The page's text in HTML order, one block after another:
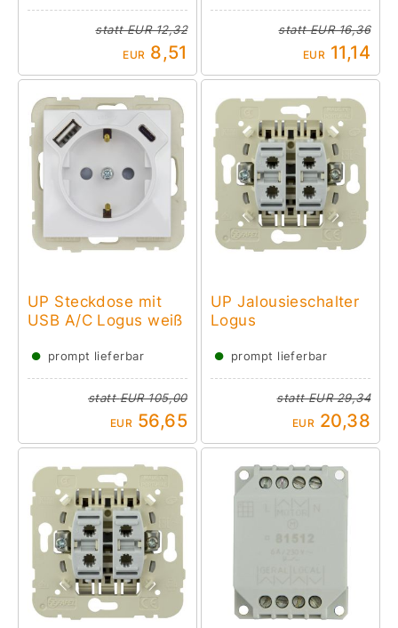
stattEUR 12,32
EUR 8,51
stattEUR 16,36
EUR 11,14
UP Steckdose mit
USB A/C Logus weiß
● prompt lieferbar
stattEUR 105,00
EUR 56,65
UP Jalousieschalter
Logus
● prompt lieferbar
stattEUR 29,34
EUR 20,38